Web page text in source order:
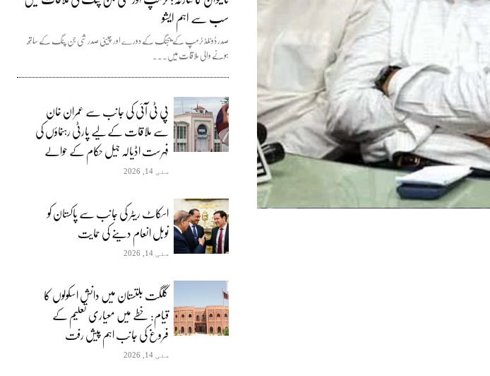
سب سے اہم ایشو
صدر ڈونلڈ ٹرمپ کے بیجنگ کے دورے اور چینی صدر شی جن پنگ کے ساتھ
ہونے والی ملاقات میں...
پی ٹی آئی کی جانب سے عمران خان
سے ملاقات کے لیے پارٹی رہنماؤں کی
فہرست اڈیالہ جیل حکام کے حوالے
مئی 14, 2026
اسکاٹ ریٹر کی جانب سے پاکستان کو
نوبل انعام دینے کی حمایت
مئی 14, 2026
گلگت بلتستان میں دانش اسکولوں کا
قیام: خطے میں معیاری تعلیم کے
فروغ کی جانب اہم پیش رفت
مئی 14, 2026